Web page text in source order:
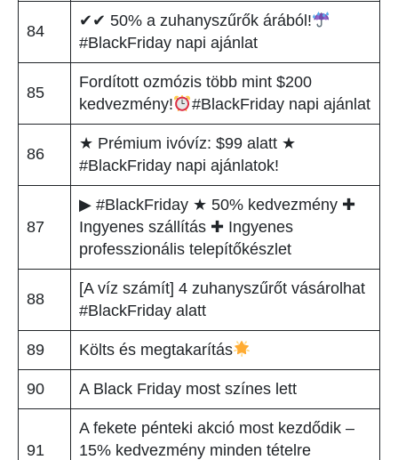
84
✔✔ 50% a zuhanyszűrők árából!
#BlackFriday napi ajánlat
85
Fordított ozmózis több mint $200
kedvezmény!
#BlackFriday napi ajánlat
86
★ Prémium ivóvíz: $99 alatt ★
#BlackFriday napi ajánlatok!
87
▶ #BlackFriday ★ 50% kedvezmény ✚
Ingyenes szállítás ✚ Ingyenes
professzionális telepítőkészlet
88
[A víz számít] 4 zuhanyszűrőt vásárolhat
#BlackFriday alatt
89 Költs és megtakarítás
90 A Black Friday most színes lett
91
A fekete pénteki akció most kezdődik –
15% kedvezmény minden tételre